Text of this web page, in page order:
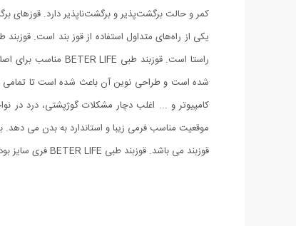
کمر و حالت برگشت‌پذیر و برگشت‌ناپذیر دارد. قوز‌های
یکی از راه‌های متداول استفاده از قوز بند است.
شده است و طراحی نوین آن باعث شده است تا تمامی
قوزبند می باشد. قوزبند طبی BETER LIFE فری سایز بوده و برای افرادی که دور کمر آنها از 85 سانتی متر به بالا می باشد مناسب است.